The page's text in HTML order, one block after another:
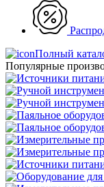
Полный
Популярные